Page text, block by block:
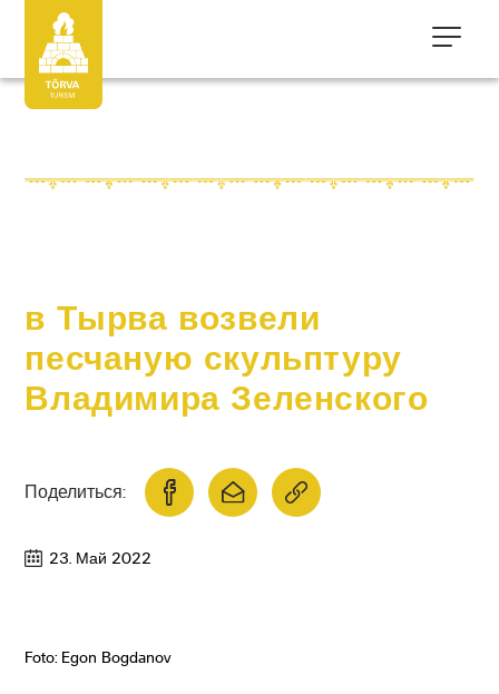
в Тырва возвели
песчаную скульптуру
Владимира Зеленского
Поделиться:
23. Май 2022
Foto: Egon Bogdanov